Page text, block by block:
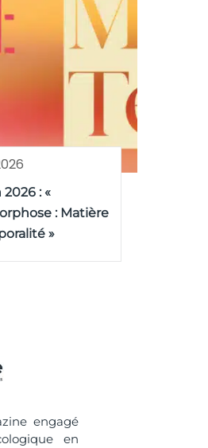
: «
: Matière
»
engagé
en